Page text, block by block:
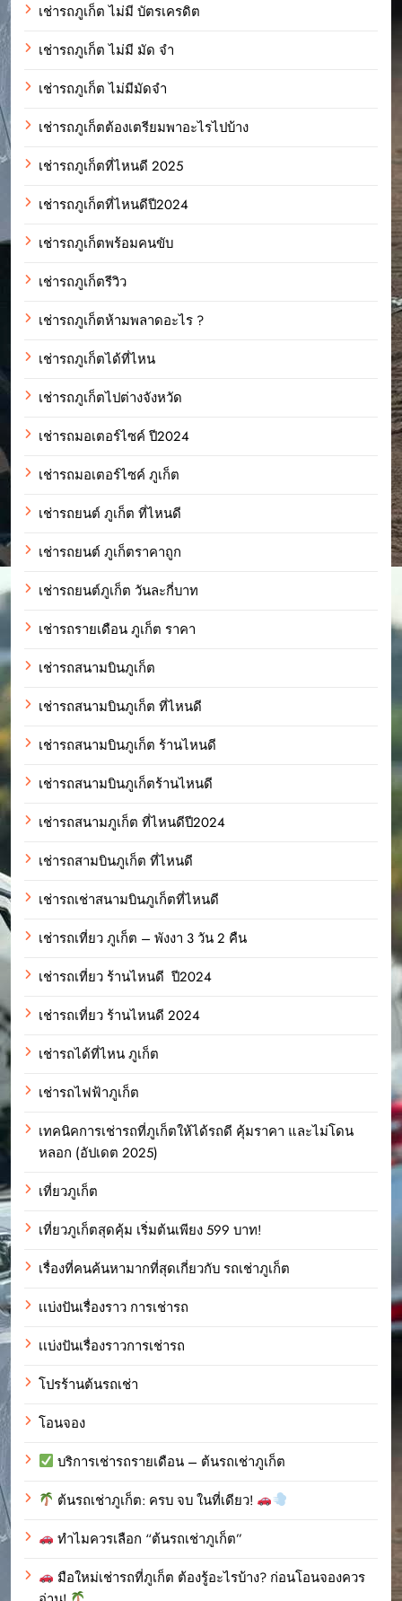
เช่ารถภูเก็ต ไม่มี บัตรเครดิต
เช่ารถภูเก็ต ไม่มี มัด จํา
เช่ารถภูเก็ต ไม่มีมัดจำ
เช่ารถภูเก็ตต้องเตรียมพาอะไรไปบ้าง
เช่ารถภูเก็ตที่ไหนดี 2025
เช่ารถภูเก็ตที่ไหนดีปี2024
เช่ารถภูเก็ตพร้อมคนขับ
เช่ารถภูเก็ตรีวิว
เช่ารถภูเก็ตห้ามพลาดอะไร ?
เช่ารถภูเก็ตได้ที่ไหน
เช่ารถภูเก็ตไปต่างจังหวัด
เช่ารถมอเตอร์ไซค์ ปี2024
เช่ารถมอเตอร์ไซค์ ภูเก็ต
เช่ารถยนต์ ภูเก็ต ที่ไหนดี
เช่ารถยนต์ ภูเก็ตราคาถูก
เช่ารถยนต์ภูเก็ต วันละกี่บาท
เช่ารถรายเดือน ภูเก็ต ราคา
เช่ารถสนามบินภูเก็ต
เช่ารถสนามบินภูเก็ต ที่ไหนดี
เช่ารถสนามบินภูเก็ต ร้านไหนดี
เช่ารถสนามบินภูเก็ตร้านไหนดี
เช่ารถสนามภูเก็ต ที่ไหนดีปี2024
เช่ารถสามบินภูเก็ต ที่ไหนดี
เช่ารถเช่าสนามบินภูเก็ตที่ไหนดี
เช่ารถเที่ยว ภูเก็ต – พังงา 3 วัน 2 คืน
เช่ารถเที่ยว ร้านไหนดี ปี2024
เช่ารถเที่ยว ร้านไหนดี 2024
เช่ารถได้ที่ไหน ภูเก็ต
เช่ารถไฟฟ้าภูเก็ต
เทคนิคการเช่ารถที่ภูเก็ตให้ได้รถดี คุ้มราคา และไม่โดน
หลอก (อัปเดต 2025)
เที่ยวภูเก็ต
เที่ยวภูเก็ตสุดคุ้ม เริ่มต้นเพียง 599 บาท!
เรื่องที่คนค้นหามากที่สุดเกี่ยวกับ รถเช่าภูเก็ต
เเบ่งปันเรื่องราว การเช่ารถ
เเบ่งปันเรื่องราวการเช่ารถ
โปรร้านต้นรถเช่า
โอนจอง
บริการเช่ารถรายเดือน – ต้นรถเช่าภูเก็ต
ต้นรถเช่าภูเก็ต: ครบ จบ ในที่เดียว!
ทำไมควรเลือก “ต้นรถเช่าภูเก็ต”
มือใหม่เช่ารถที่ภูเก็ต ต้องรู้อะไรบ้าง? ก่อนโอนจองควร